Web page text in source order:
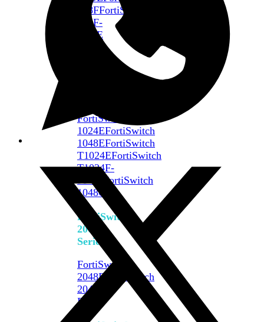
648FFortiSwitch
648F-
FPOE
FortiSwitch
FortiSwitch
1024EFortiSwitch
1048EFortiSwitch
T1024EFortiSwitch
T1024F-
FPOE
FortiSwitch
1048G
FortiSwitch
2000
Series
FortiSwitch
2048F FortiSwitch
2048F-
B2F